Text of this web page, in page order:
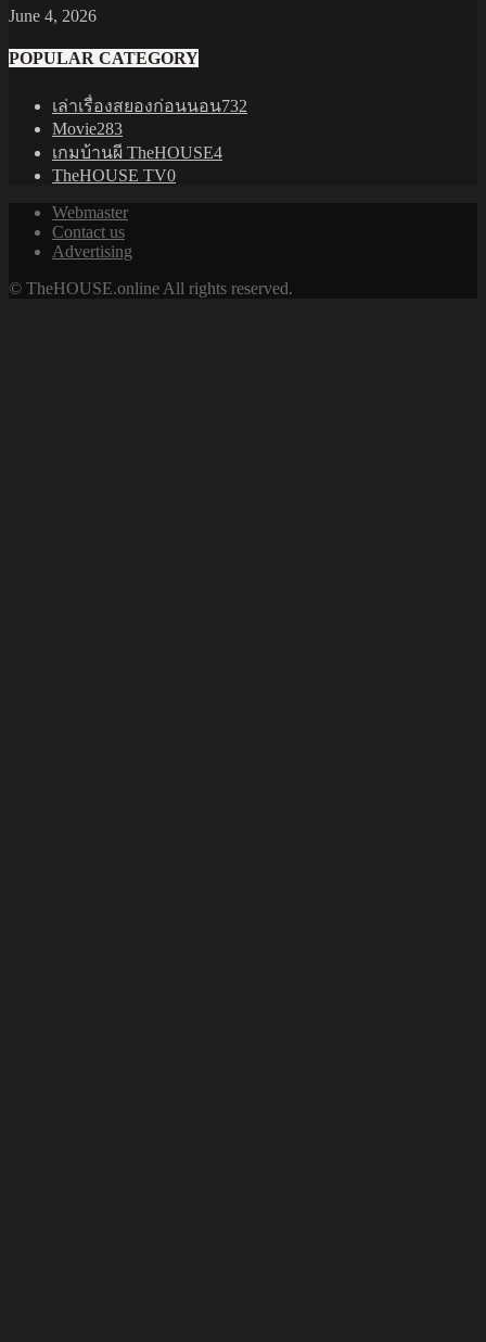
June 4, 2026
POPULAR CATEGORY
เล่าเรื่องสยองก่อนนอน732
Movie283
เกมบ้านผี TheHOUSE4
TheHOUSE TV0
Webmaster
Contact us
Advertising
© TheHOUSE.online All rights reserved.